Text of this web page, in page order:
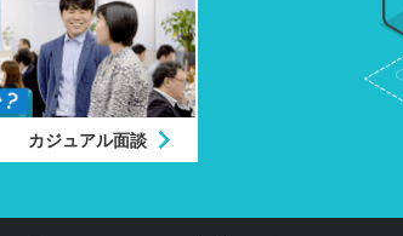
カジュアル面談